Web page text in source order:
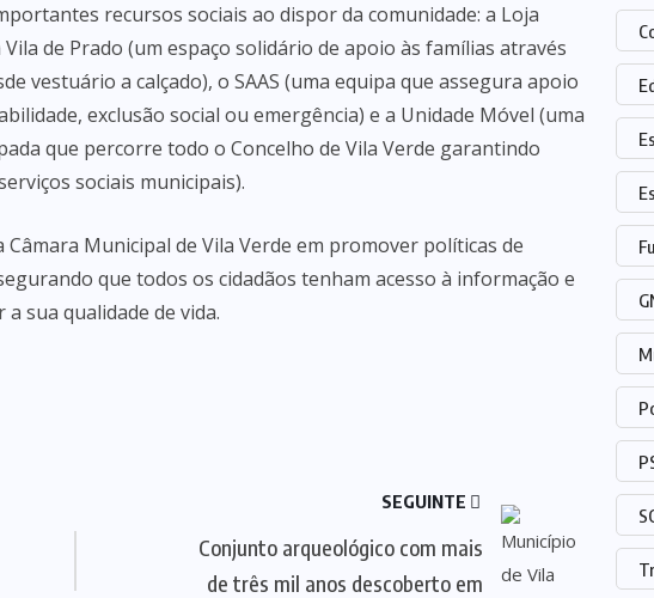
recursos sociais ao dispor da comunidade: a Loja
de Prado (um espaço solidário de apoio às famílias através
vestuário a calçado), o SAAS (uma equipa que assegura apoio
exclusão social ou emergência) e a Unidade Móvel (uma
que percorre todo o Concelho de Vila Verde garantindo
sociais municipais).
Municipal de Vila Verde em promover políticas de
que todos os cidadãos tenham acesso à informação e
sua qualidade de vida.
SEGUINTE
Conjunto arqueológico com mais
de três mil anos descoberto em